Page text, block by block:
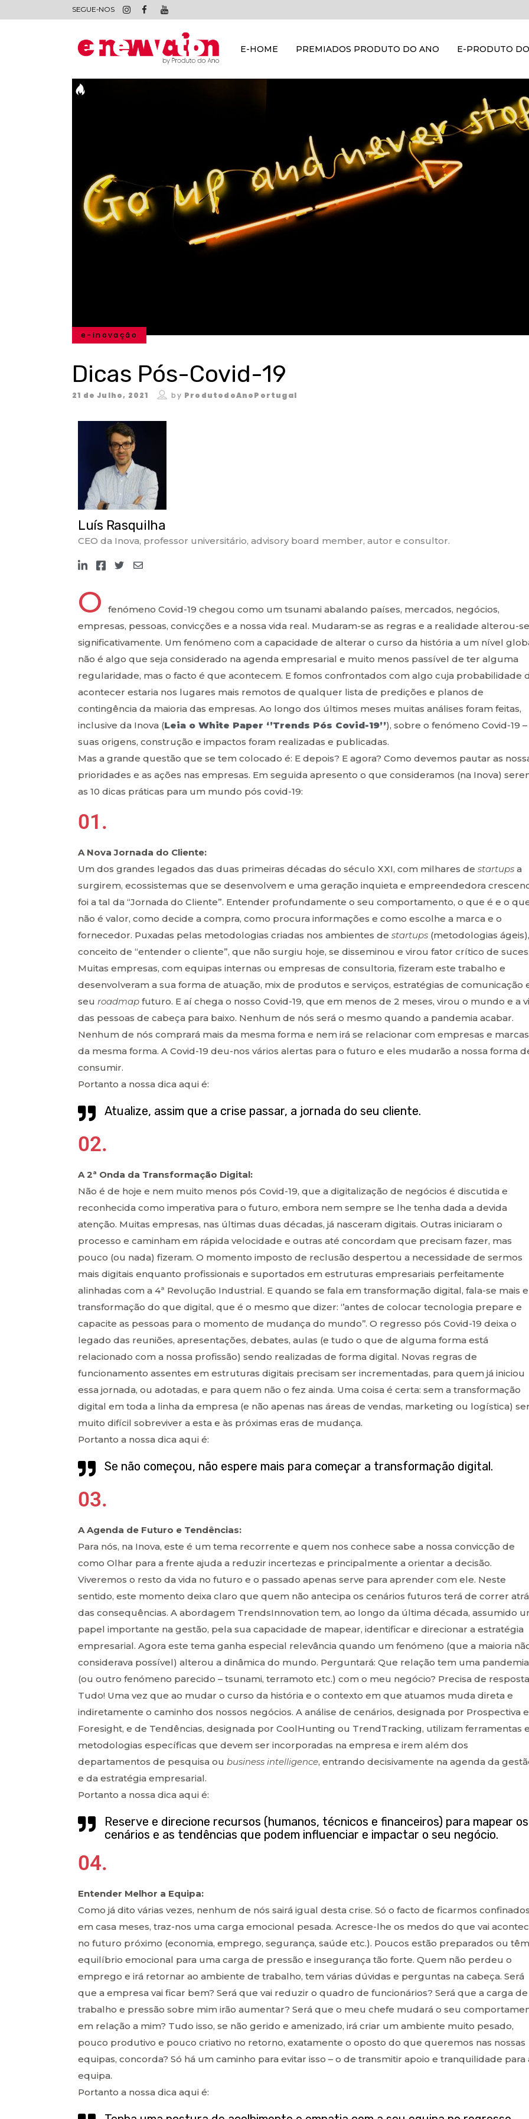
SEGUE-NOS
E-HOME PREMIADOS PRODUTO DO ANO E-PRODUTO
e-inovação
Dicas Pós-Covid-19
21 de Julho, 2021 by ProdutodoAnoPortugal
Luís Rasquilha
CEO da Inova, professor universitário, advisory board member, autor e consultor.
O
fenómeno Covid-19 chegou como um tsunami abalando países, mercados, negócios,
empresas, pessoas, convicções e a nossa vida real. Mudaram-se as regras e a realidade alterou-se
significativamente. Um fenómeno com a capacidade de alterar o curso da história a um nível
não é algo que seja considerado na agenda empresarial e muito menos passível de ter alguma
regularidade, mas o facto é que acontecem. E fomos confrontados com algo cuja probabilidade
acontecer estaria nos lugares mais remotos de qualquer lista de predições e planos de
contingência da maioria das empresas. Ao longo dos últimos meses muitas análises foram feitas,
inclusive da Inova (Leia o White Paper ‘’Trends Pós Covid-19’’), sobre o fenómeno Covid-19 –
suas origens, construção e impactos foram realizadas e publicadas.
Mas a grande questão que se tem colocado é: E depois? E agora? Como devemos pautar as
prioridades e as ações nas empresas. Em seguida apresento o que consideramos (na Inova)
as 10 dicas práticas para um mundo pós covid-19:
01.
A Nova Jornada do Cliente:
Um dos grandes legados das duas primeiras décadas do século XXI, com milhares de startups a
surgirem, ecossistemas que se desenvolvem e uma geração inquieta e empreendedora
foi a tal da “Jornada do Cliente”. Entender profundamente o seu comportamento, o que é e o
não é valor, como decide a compra, como procura informações e como escolhe a marca e o
fornecedor. Puxadas pelas metodologias criadas nos ambientes de startups (metodologias
conceito de “entender o cliente”, que não surgiu hoje, se disseminou e virou fator crítico de
Muitas empresas, com equipas internas ou empresas de consultoria, fizeram este trabalho e
desenvolveram a sua forma de atuação, mix de produtos e serviços, estratégias de comunicação
seu roadmap futuro. E aí chega o nosso Covid-19, que em menos de 2 meses, virou o mundo e a
das pessoas de cabeça para baixo. Nenhum de nós será o mesmo quando a pandemia acabar.
Nenhum de nós comprará mais da mesma forma e nem irá se relacionar com empresas e marcas
da mesma forma. A Covid-19 deu-nos vários alertas para o futuro e eles mudarão a nossa forma
consumir.
Portanto a nossa dica aqui é:
Atualize, assim que a crise passar, a jornada do seu cliente.
02.
A 2ª Onda da Transformação Digital:
Não é de hoje e nem muito menos pós Covid-19, que a digitalização de negócios é discutida e
reconhecida como imperativa para o futuro, embora nem sempre se lhe tenha dada a devida
atenção. Muitas empresas, nas últimas duas décadas, já nasceram digitais. Outras iniciaram o
processo e caminham em rápida velocidade e outras até concordam que precisam fazer, mas
pouco (ou nada) fizeram. O momento imposto de reclusão despertou a necessidade de sermos
mais digitais enquanto profissionais e suportados em estruturas empresariais perfeitamente
alinhadas com a 4ª Revolução Industrial. E quando se fala em transformação digital, fala-se mais
transformação do que digital, que é o mesmo que dizer: ‘’antes de colocar tecnologia prepare e
capacite as pessoas para o momento de mudança do mundo’’. O regresso pós Covid-19 deixa o
legado das reuniões, apresentações, debates, aulas (e tudo o que de alguma forma está
relacionado com a nossa profissão) sendo realizadas de forma digital. Novas regras de
funcionamento assentes em estruturas digitais precisam ser incrementadas, para quem já iniciou
essa jornada, ou adotadas, e para quem não o fez ainda. Uma coisa é certa: sem a transformação
digital em toda a linha da empresa (e não apenas nas áreas de vendas, marketing ou logística)
muito difícil sobreviver a esta e às próximas eras de mudança.
Portanto a nossa dica aqui é:
Se não começou, não espere mais para começar a transformação digital.
03.
A Agenda de Futuro e Tendências:
Para nós, na Inova, este é um tema recorrente e quem nos conhece sabe a nossa convicção de
como Olhar para a frente ajuda a reduzir incertezas e principalmente a orientar a decisão.
Viveremos o resto da vida no futuro e o passado apenas serve para aprender com ele. Neste
sentido, este momento deixa claro que quem não antecipa os cenários futuros terá de correr
das consequências. A abordagem TrendsInnovation tem, ao longo da última década, assumido
papel importante na gestão, pela sua capacidade de mapear, identificar e direcionar a estratégia
empresarial. Agora este tema ganha especial relevância quando um fenómeno (que a maioria
considerava possível) alterou a dinâmica do mundo. Perguntará: Que relação tem uma pandemia
(ou outro fenómeno parecido – tsunami, terramoto etc.) com o meu negócio? Precisa de
Tudo! Uma vez que ao mudar o curso da história e o contexto em que atuamos muda direta e
indiretamente o caminho dos nossos negócios. A análise de cenários, designada por Prospectiva e
Foresight, e de Tendências, designada por CoolHunting ou TrendTracking, utilizam ferramentas
metodologias específicas que devem ser incorporadas na empresa e irem além dos
departamentos de pesquisa ou business intelligence, entrando decisivamente na agenda da
e da estratégia empresarial.
Portanto a nossa dica aqui é:
Reserve e direcione recursos (humanos, técnicos e financeiros) para mapear os
cenários e as tendências que podem influenciar e impactar o seu negócio.
04.
Entender Melhor a Equipa:
Como já dito várias vezes, nenhum de nós sairá igual desta crise. Só o facto de ficarmos
em casa meses, traz-nos uma carga emocional pesada. Acresce-lhe os medos do que vai
no futuro próximo (economia, emprego, segurança, saúde etc.). Poucos estão preparados ou têm
equilíbrio emocional para uma carga de pressão e insegurança tão forte. Quem não perdeu o
emprego e irá retornar ao ambiente de trabalho, tem várias dúvidas e perguntas na cabeça. Será
que a empresa vai ficar bem? Será que vai reduzir o quadro de funcionários? Será que a carga de
trabalho e pressão sobre mim irão aumentar? Será que o meu chefe mudará o seu
em relação a mim? Tudo isso, se não gerido e amenizado, irá criar um ambiente muito pesado,
pouco produtivo e pouco criativo no retorno, exatamente o oposto do que queremos nas nossas
equipas, concorda? Só há um caminho para evitar isso – o de transmitir apoio e tranquilidade para
equipa.
Portanto a nossa dica aqui é: